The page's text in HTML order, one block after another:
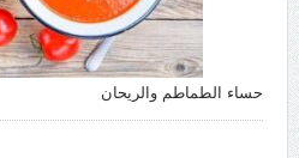
حساء الطماطم والريحان